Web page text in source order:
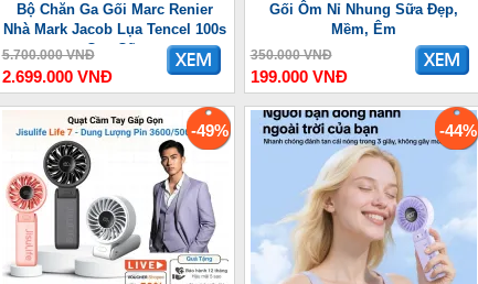
Bộ Chăn Ga Gối Marc Renier
Nhà Mark Jacob Lụa Tencel 100s
Cao Cấp
5.700.000 VNĐ
2.699.000 VNĐ
Gối Ôm Nỉ Nhung Sữa Đẹp,
Mềm, Êm
350.000 VNĐ
199.000 VNĐ
-49% -44%